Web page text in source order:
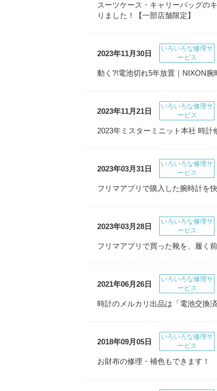
スーツケース・キャリーバッグの
りました！【一部店舗限定】
2023年11月30日
いろいろな修理サ
ービス
動く?!電池切れ5年放置｜NIXON腕
2023年11月21日
いろいろな修理サ
ービス
2023年ミスターミニット本社 時
2023年03月31日
いろいろな修理サ
ービス
フリマアプリで購入した腕時計を
2023年03月28日
いろいろな修理サ
ービス
フリマアプリで買った靴を、履く
2021年06月26日
いろいろな修理サ
ービス
時計のメルカリ出品は「電池交換
2018年09月05日
いろいろな修理サ
ービス
お財布の修理・補色もできます！